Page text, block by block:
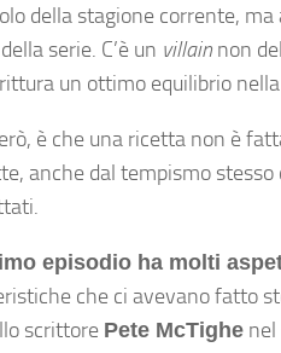
della stagione corrente,
serie. C’è un villain non
un ottimo equilibrio
è che una ricetta non è
anche dal tempismo
episodio ha molti
che ci avevano fatto
scrittore Pete McTighe nel